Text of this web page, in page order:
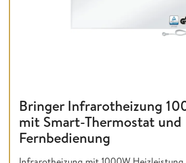
Bringer Infrarotheizung
mit Smart-Thermostat und
Fernbedienung